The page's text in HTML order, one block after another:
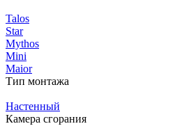
Talos
Star
Mythos
Mini
Maior
Тип монтажа
Настенный
Камера сгорания